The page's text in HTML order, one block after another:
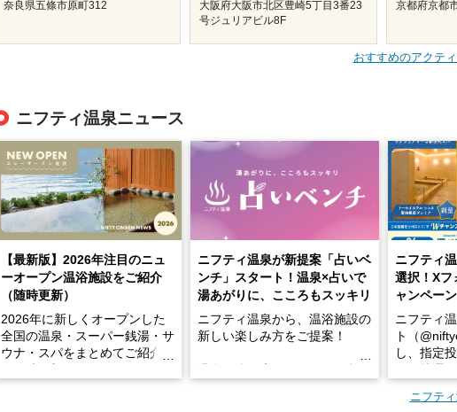
奈良県五條市原町312
大阪府大阪市北区豊崎5丁目3番23
号ジュリアビル8F
京都府京都
おすすめのアクテ
ニフティ温泉ニュース
【最新版】2026年注目のニュ
ーオープン温浴施設をご紹介
（随時更新）
2026年に新しくオープンした
全国の温泉・スーパー銭湯・サ
ウナ・スパをまとめてご紹介！
ニフティ温泉が新提案「占いベ
ンチ」スタート！温泉×占いで
湯あがりに、こころもスッキリ
ニフティ温泉から、温浴施設の
新しい楽しみ方をご提案！
ニフティ
選択！Xフ
ャンペーン
ニフティ
ト（
し、指定
GIFT500
ニフテ